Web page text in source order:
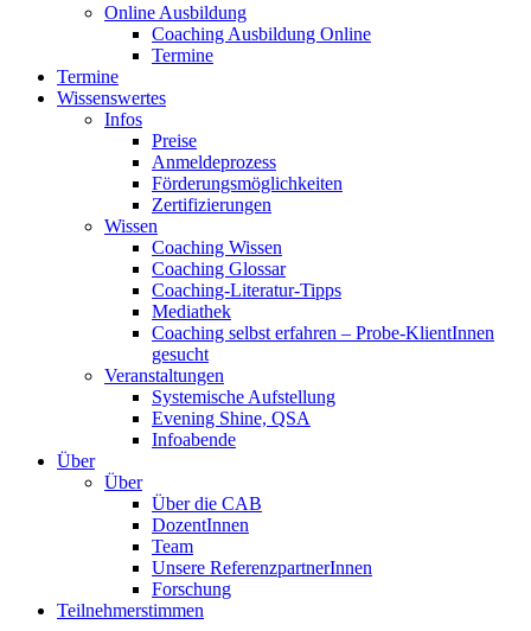
Online Ausbildung
Coaching Ausbildung Online
Termine
Termine
Wissenswertes
Infos
Preise
Anmeldeprozess
Förderungsmöglichkeiten
Zertifizierungen
Wissen
Coaching Wissen
Coaching Glossar
Coaching-Literatur-Tipps
Mediathek
Coaching selbst erfahren – Probe-KlientInnen
gesucht
Veranstaltungen
Systemische Aufstellung
Evening Shine, QSA
Infoabende
Über
Über
Über die CAB
DozentInnen
Team
Unsere ReferenzpartnerInnen
Forschung
Teilnehmerstimmen